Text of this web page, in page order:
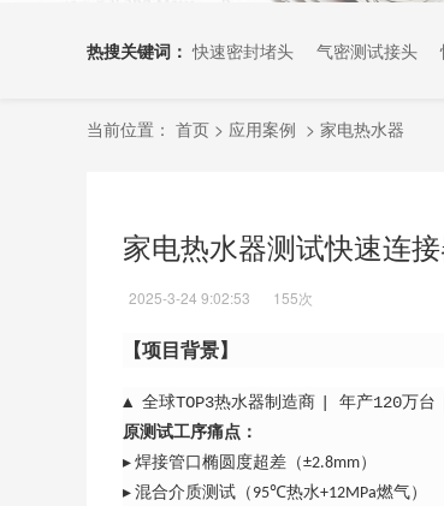
热搜关键词： 快速密封堵头 气密测试接头
当前位置： 首页 > 应用案例 > 家电热水器
家电热水器测试快速连
2025-3-24 9:02:53 155次
【项目背景】
▲ 全球TOP3热水器制造商 年产120万台
原测试工序痛点：
▸ 焊接管口椭圆度超差（±2.8mm）
▸ 混合介质测试（ 95℃热水+12MPa燃气）